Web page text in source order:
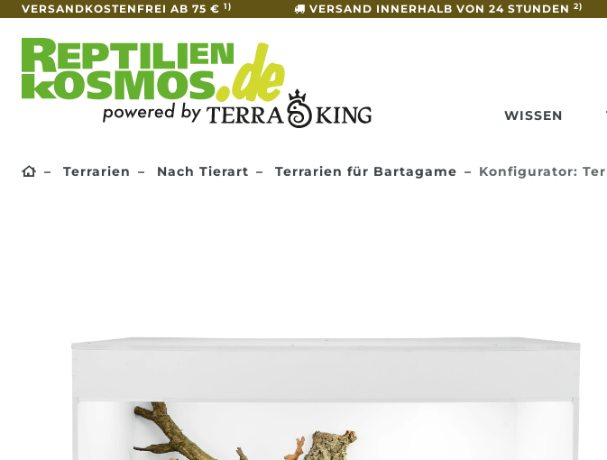
VERSANDKOSTENFREI AB 75 € 1) VERSAND INNERHALB VON 24 STUNDEN 2)
WISSEN
Terrarien Nach Tierart Terrarien für Bartagame Konfigurator: